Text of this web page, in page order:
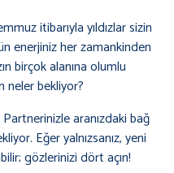
enerjiniz her zamankinden
birçok alanına olumlu
neler bekliyor?
aranızdaki bağ
Eğer yalnızsanız, yeni
gözlerinizi dört açın!